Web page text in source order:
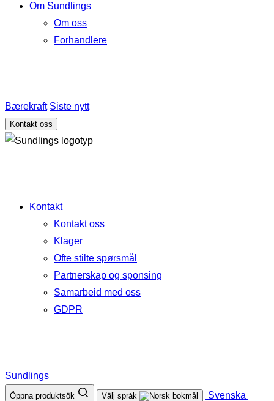
Om Sundlings
Om oss
Forhandlere
Bærekraft Siste nytt
Kontakt oss
Kontakt
Kontakt oss
Klager
Ofte stilte spørsmål
Partnerskap og sponsing
Samarbeid med oss
GDPR
Sundlings
Öppna produktsök Välj språk
Svenska